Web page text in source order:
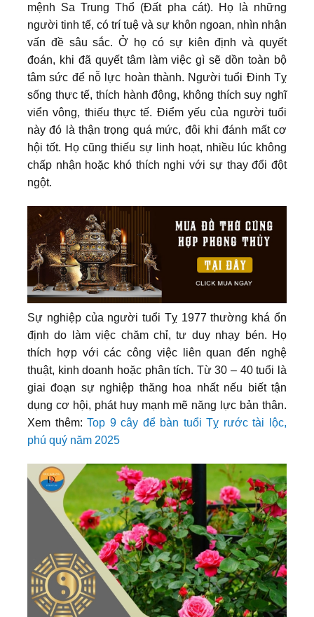
mệnh Sa Trung Thổ (Đất pha cát). Họ là những
người tinh tế, có trí tuệ và sự khôn ngoan, nhìn nhận
vấn đề sâu sắc. Ở họ có sự kiên định và quyết
đoán, khi đã quyết tâm làm việc gì sẽ dồn toàn bộ
tâm sức để nỗ lực hoàn thành. Người tuổi Đinh Tỵ
sống thực tế, thích hành động, không thích suy nghĩ
viển vông, thiếu thực tế. Điểm yếu của người tuổi
này đó là thận trọng quá mức, đôi khi đánh mất cơ
hội tốt. Họ cũng thiếu sự linh hoạt, nhiều lúc không
chấp nhận hoặc khó thích nghi với sự thay đổi đột
ngột.
Sự nghiệp của người tuổi Tỵ 1977 thường khá ổn
định do làm việc chăm chỉ, tư duy nhạy bén. Họ
thích hợp với các công việc liên quan đến nghệ
thuật, kinh doanh hoặc phân tích. Từ 30 – 40 tuổi là
giai đoạn sự nghiệp thăng hoa nhất nếu biết tận
dụng cơ hội, phát huy mạnh mẽ năng lực bản thân.
Xem thêm:Top 9 cây để bàn tuổi Tỵ rước tài lộc,
phú quý năm 2025